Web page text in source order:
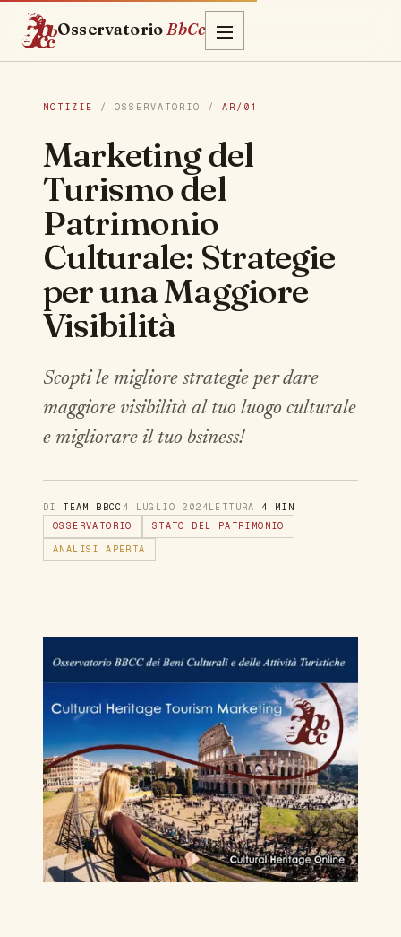
OsservatorioBbCc
NOTIZIE / OSSERVATORIO / AR/01
Marketing del
Turismo del
Patrimonio
Culturale: Strategie
per una Maggiore
Visibilità
Scopti le migliore strategie per dare
maggiore visibilità al tuo luogo culturale
e migliorare il tuo bsiness!
DI TEAM BBCC 4 LUGLIO 2024LETTURA 4 MIN
OSSERVATORIO
STATO DEL PATRIMONIO
ANALISI APERTA